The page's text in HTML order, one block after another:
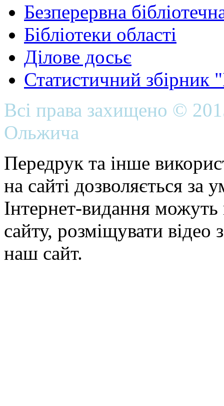
Безперервна
Бібліотеки області
Ділове досьє
Статистичний
Всі права захищено ©
Ольжича
Передрук та інше
на сайті дозволяється
Інтернет-видання можуть
сайту, розміщувати відео
наш сайт.